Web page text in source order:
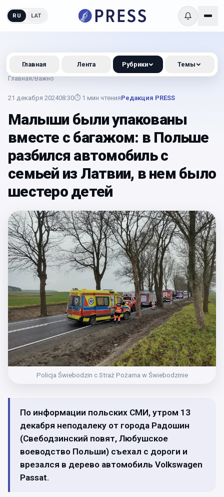
RU LAT
Главная/Важно
21 декабря 202408:30⏱ 1 мин чтенияРедакция PRESS
Малыши были упакованы
вместе с багажом: в Польше
разбился автомобиль с
семьей из Латвии, в нем было
шестеро детей
Policja Świebodzin с Straż Pożarna w Świebodzinie
По информации польских СМИ, утром 13
декабря неподалеку от города Радошин
(Свебодзинский повят, Любушское
воеводство Польши) съехал с дороги и
врезался в дерево автомобиль Volkswagen
Passat.
Главная Лента Рубрики Темы